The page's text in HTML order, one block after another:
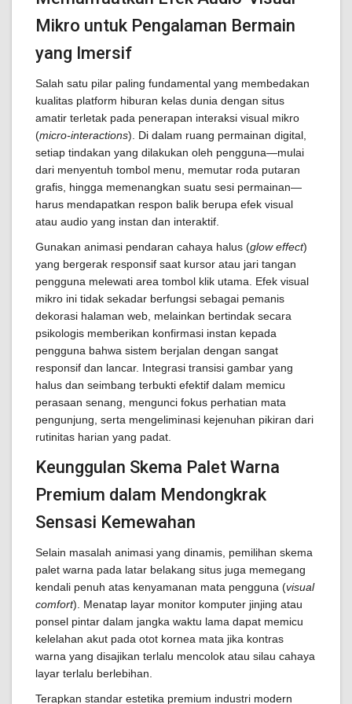
Mikro untuk Pengalaman Bermain
yang Imersif
Salah satu pilar paling fundamental yang membedakan
kualitas platform hiburan kelas dunia dengan situs
amatir terletak pada penerapan interaksi visual mikro
(micro-interactions). Di dalam ruang permainan digital,
setiap tindakan yang dilakukan oleh pengguna—mulai
dari menyentuh tombol menu, memutar roda putaran
grafis, hingga memenangkan suatu sesi permainan—
harus mendapatkan respon balik berupa efek visual
atau audio yang instan dan interaktif.
Gunakan animasi pendaran cahaya halus (glow effect)
yang bergerak responsif saat kursor atau jari tangan
pengguna melewati area tombol klik utama. Efek visual
mikro ini tidak sekadar berfungsi sebagai pemanis
dekorasi halaman web, melainkan bertindak secara
psikologis memberikan konfirmasi instan kepada
pengguna bahwa sistem berjalan dengan sangat
responsif dan lancar. Integrasi transisi gambar yang
halus dan seimbang terbukti efektif dalam memicu
perasaan senang, mengunci fokus perhatian mata
pengunjung, serta mengeliminasi kejenuhan pikiran dari
rutinitas harian yang padat.
Keunggulan Skema Palet Warna
Premium dalam Mendongkrak
Sensasi Kemewahan
Selain masalah animasi yang dinamis, pemilihan skema
palet warna pada latar belakang situs juga memegang
kendali penuh atas kenyamanan mata pengguna (visual
comfort). Menatap layar monitor komputer jinjing atau
ponsel pintar dalam jangka waktu lama dapat memicu
kelelahan akut pada otot kornea mata jika kontras
warna yang disajikan terlalu mencolok atau silau cahaya
layar terlalu berlebihan.
Terapkan standar estetika premium industri modern